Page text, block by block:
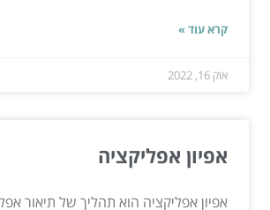
קרא עוד »
אוק 16, 2022
אפיון אפליקציה
אפיון אפליקציה הוא תהליך של תיאור